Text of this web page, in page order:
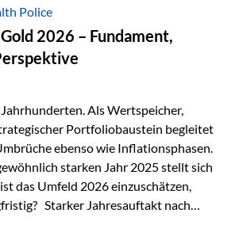
ohne ausschließlich auf ein
zu sein? Wenn klassische Lösungen
Nachlassregelungen stoßen
Police
2026 – Fundament,
Als Wertspeicher,
Portfoliobaustein begleitet
ebenso wie Inflationsphasen.
starken Jahr 2025 stellt sich
das Umfeld 2026 einzuschätzen,
Starker Jahresauftakt nach
2026 gestartet. Zwischen dem